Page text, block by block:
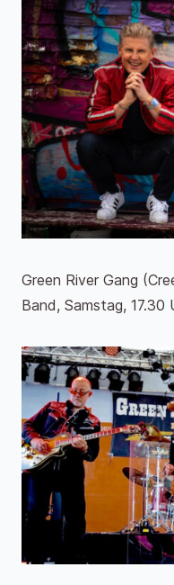
Green River Gang
Band, Samstag, 17.30